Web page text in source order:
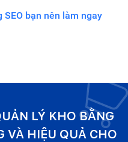
bạn nên làm ngay
LÝ KHO BẰNG
VÀ HIỆU QUẢ CHO